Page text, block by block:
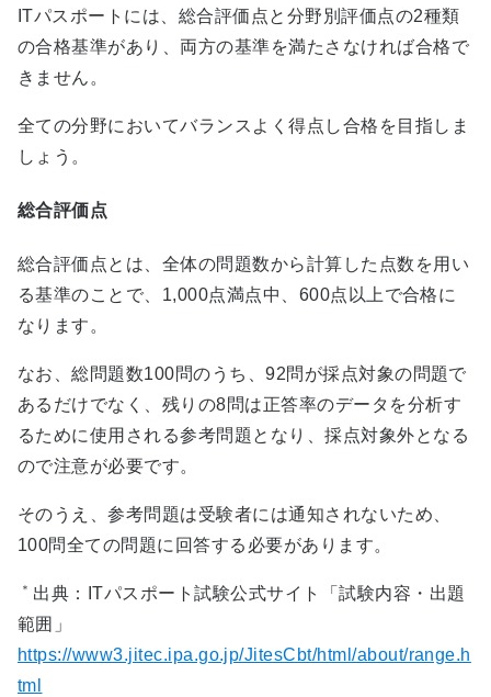
ITパスポートには、総合評価点と分野別評価点の2種類
の合格基準があり、両方の基準を満たさなければ合格で
きません。
全ての分野においてバランスよく得点し合格を目指しま
しょう。
総合評価点
総合評価点とは、全体の問題数から計算した点数を用い
る基準のことで、1,000点満点中、600点以上で合格に
なります。
なお、総問題数100問のうち、92問が採点対象の問題で
あるだけでなく、残りの8問は正答率のデータを分析す
るために使用される参考問題となり、採点対象外となる
ので注意が必要です。
そのうえ、参考問題は受験者には通知されないため、
100問全ての問題に回答する必要があります。
＊ 出典：ITパスポート試験公式サイト「試験内容・出題
範囲」
https://www3.jitec.ipa.go.jp/JitesCbt/html/about/range.h
tml